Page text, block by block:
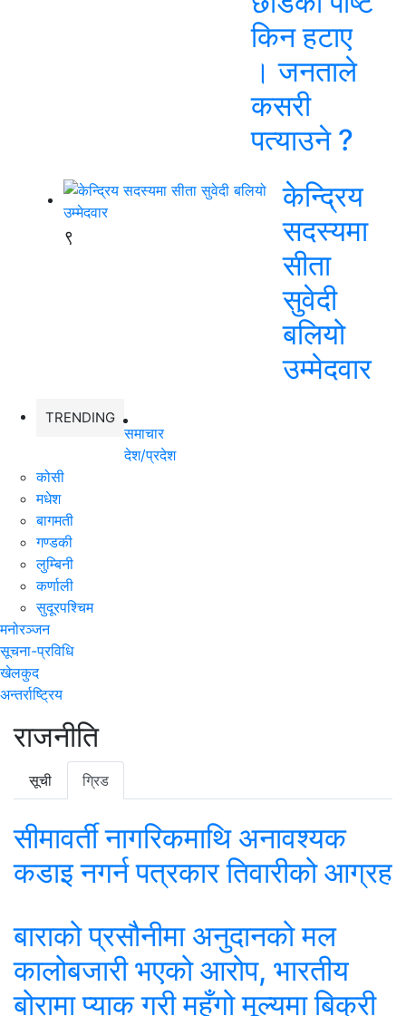
किन हटाए
। जनताले
कसरी
पत्याउने ?
९
केन्द्रिय
सदस्यमा
सीता
सुवेदी
बलियो
उम्मेदवार
TRENDING
समाचार
देश/प्रदेश
कोसी
मधेश
बागमती
गण्डकी
लुम्बिनी
कर्णाली
सुदूरपश्चिम
मनोरञ्जन
सूचना-प्रविधि
खेलकुद
अन्तर्राष्ट्रिय
राजनीति
सूची ग्रिड
सीमावर्ती नागरिकमाथि अनावश्यक
कडाइ नगर्न पत्रकार तिवारीको आग्रह
बाराको प्रसौनीमा अनुदानको मल
कालोबजारी भएको आरोप, भारतीय
बोरामा प्याक गरी महँगो मूल्यमा बिक्री